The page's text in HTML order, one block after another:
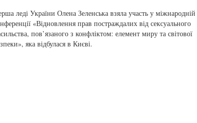
леді України Олена Зеленська взяла участь у міжнародній
«Відновлення прав постраждалих від сексуального
пов’язаного з конфліктом: елемент миру та світової
яка відбулася в Києві.